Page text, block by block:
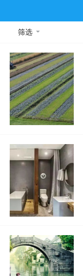
筛选